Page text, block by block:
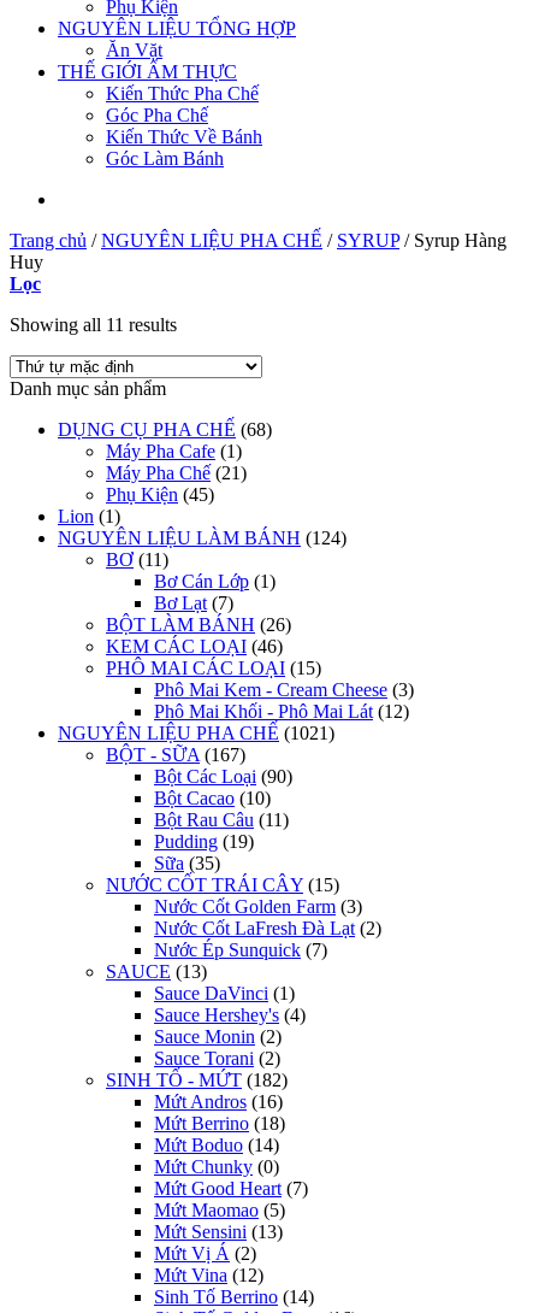
Phụ Kiện
NGUYÊN LIỆU TỔNG HỢP
Ăn Vặt
THẾ GIỚI ẨM THỰC
Kiến Thức Pha Chế
Góc Pha Chế
Kiến Thức Về Bánh
Góc Làm Bánh
Trang chủ / NGUYÊN LIỆU PHA CHẾ / SYRUP /Syrup Hàng
Huy
Lọc
Showing all 11 results
Danh mục sản phẩm
DỤNG CỤ PHA CHẾ (68)
Máy Pha Cafe (1)
Máy Pha Chế (21)
Phụ Kiện (45)
Lion (1)
NGUYÊN LIỆU LÀM BÁNH (124)
BƠ (11)
Bơ Cán Lớp (1)
Bơ Lạt (7)
BỘT LÀM BÁNH (26)
KEM CÁC LOẠI (46)
PHÔ MAI CÁC LOẠI (15)
Phô Mai Kem - Cream Cheese (3)
Phô Mai Khối - Phô Mai Lát (12)
NGUYÊN LIỆU PHA CHẾ (1021)
BỘT - SỮA (167)
Bột Các Loại (90)
Bột Cacao (10)
Bột Rau Câu (11)
Pudding (19)
Sữa (35)
NƯỚC CỐT TRÁI CÂY (15)
Nước Cốt Golden Farm (3)
Nước Cốt LaFresh Đà Lạt (2)
Nước Ép Sunquick (7)
SAUCE (13)
Sauce DaVinci (1)
Sauce Hershey's (4)
Sauce Monin (2)
Sauce Torani (2)
SINH TỐ - MỨT (182)
Mứt Andros (16)
Mứt Berrino (18)
Mứt Boduo (14)
Mứt Chunky (0)
Mứt Good Heart (7)
Mứt Maomao (5)
Mứt Sensini (13)
Mứt Vị Á (2)
Mứt Vina (12)
Sinh Tố Berrino (14)